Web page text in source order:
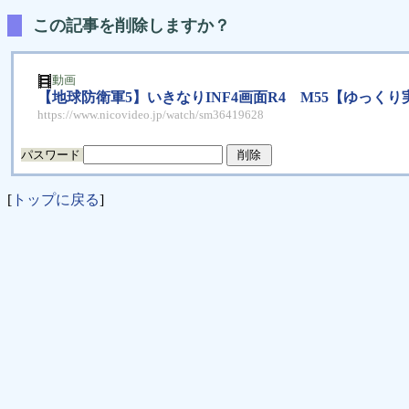
この記事を削除しますか？
動画
【地球防衛軍5】いきなりINF4画面R4 M55【ゆっくり
https://www.nicovideo.jp/watch/sm36419628
パスワード
[ トップに戻る]